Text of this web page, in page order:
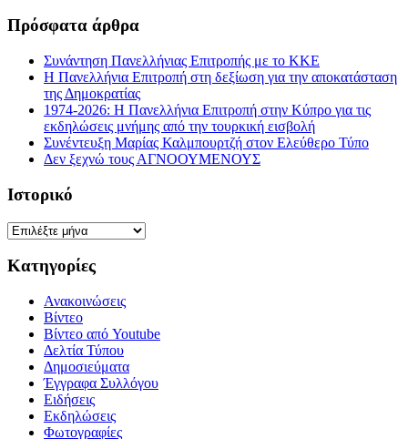
Πρόσφατα άρθρα
Συνάντηση Πανελλήνιας Επιτροπής με το ΚΚΕ
Η Πανελλήνια Επιτροπή στη δεξίωση για την αποκατάσταση
της Δημοκρατίας
1974-2026: Η Πανελλήνια Επιτροπή στην Κύπρο για τις
εκδηλώσεις μνήμης από την τουρκική εισβολή
Συνέντευξη Μαρίας Καλμπουρτζή στον Ελεύθερο Τύπο
Δεν ξεχνώ τους ΑΓΝΟΟΥΜΕΝΟΥΣ
Ιστορικό
Ιστορικό
Kατηγορίες
Ανακοινώσεις
Βίντεο
Βίντεο από Youtube
Δελτία Τύπου
Δημοσιεύματα
Έγγραφα Συλλόγου
Ειδήσεις
Εκδηλώσεις
Φωτογραφίες